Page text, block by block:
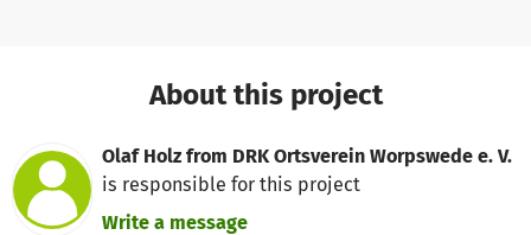
About this project
Olaf Holz from DRK Ortsverein Worpswede e. V.
is responsible for this project
Write a message